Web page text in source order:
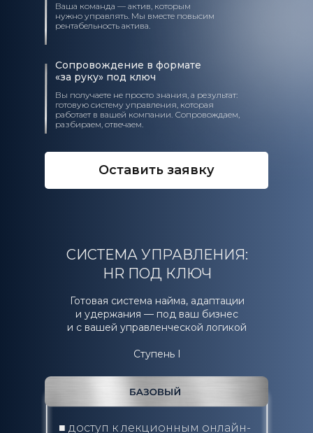
Ваша команда — актив, которым
нужно управлять. Мы вместе повысим
рентабельность актива.
Сопровождение в формате
«за руку» под ключ
Вы получаете не просто знания, а результат:
готовую систему управления, которая
работает в вашей компании. Сопровождаем,
разбираем, отвечаем.
Оставить заявку
СИСТЕМА УПРАВЛЕНИЯ:
HR ПОД КЛЮЧ
■ доступ к лекционным онлайн-
Готовая система найма, адаптации
и удержания — под ваш бизнес
и с вашей управленческой логикой
Ступень I